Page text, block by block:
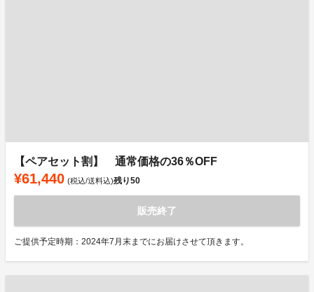
【ペアセット割】 通常価格の36％OFF
¥61,440 (税込/送料込)残り50
販売終了
ご提供予定時期：2024年7月末までにお届けさせて頂きます。